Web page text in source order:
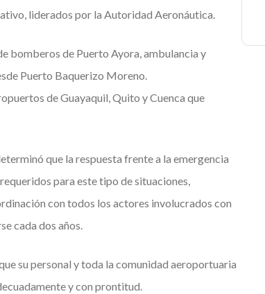
liderados por la Autoridad Aeronáutica.
bomberos de Puerto Ayora, ambulancia y
Puerto Baquerizo Moreno.
de Guayaquil, Quito y Cuenca que
que la respuesta frente a la emergencia
para este tipo de situaciones,
con todos los actores involucrados con
cada dos años.
su personal y toda la comunidad aeroportuaria
y con prontitud.